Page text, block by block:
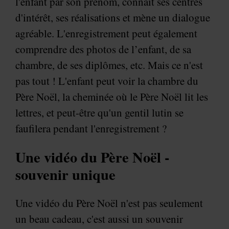
d'intérêt, ses réalisations et mène un dialogue
agréable. L'enregistrement peut également
comprendre des photos de l’enfant, de sa
chambre, de ses diplômes, etc. Mais ce n'est
pas tout ! L'enfant peut voir la chambre du
Père Noël, la cheminée où le Père Noël lit les
lettres, et peut-être qu'un gentil lutin se
faufilera pendant l'enregistrement ?
Une vidéo du Père Noël -
souvenir unique
Une vidéo du Père Noël n'est pas seulement
un beau cadeau, c'est aussi un souvenir